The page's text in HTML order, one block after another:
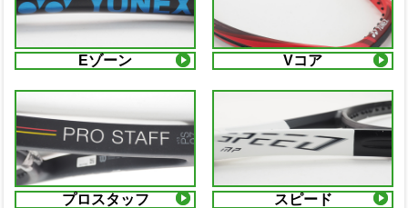
Eゾーン Vコア
プロスタッフ スピード